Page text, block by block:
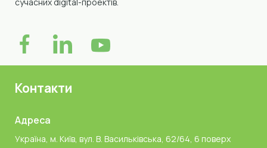
Контакти
Адреса
Україна, м. Київ, вул. В. Васильківська, 62/64, 6 поверх